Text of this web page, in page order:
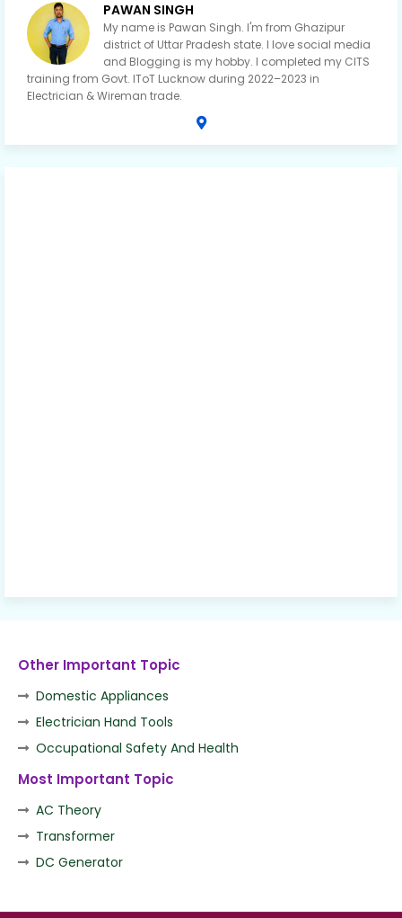
PAWAN SINGH
My name is Pawan Singh. I'm from Ghazipur
district of Uttar Pradesh state. I love social media
and Blogging is my hobby. I completed my CITS
training from Govt. IToT Lucknow during 2022–2023 in
Electrician & Wireman trade.
Other Important Topic
Domestic Appliances
Electrician Hand Tools
Occupational Safety And Health
Most Important Topic
AC Theory
Transformer
DC Generator